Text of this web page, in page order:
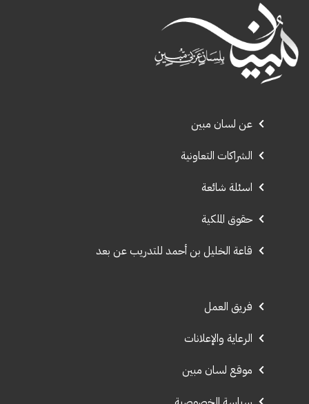
عن لسان مبين
الشراكات التعاونية
اسئلة شائعة
حقوق الملكية
قاعة الخليل بن أحمد للتدريب عن بعد
فريق العمل
الرعاية والإعلانات
موقع لسان مبين